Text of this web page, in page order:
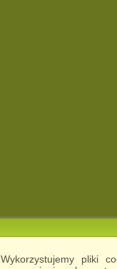
Wykorzystujemy pliki